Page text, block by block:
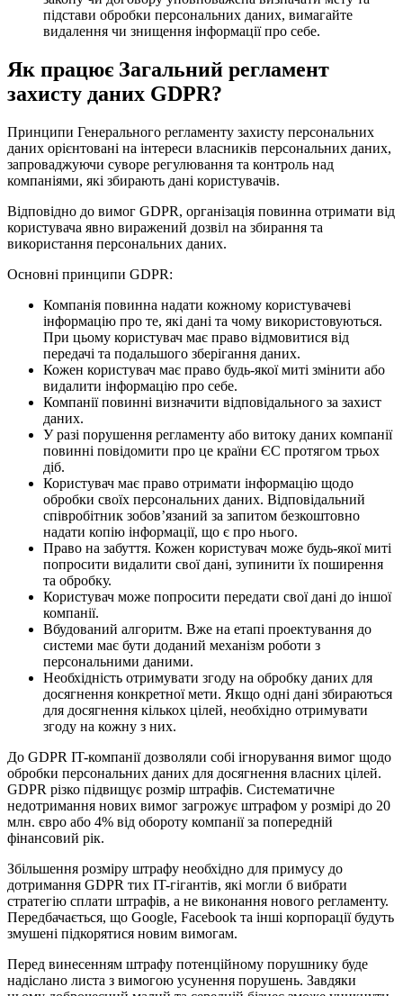
підстави обробки персональних даних, вимагайте
видалення чи знищення інформації про себе.
Як працює Загальний регламент
захисту даних GDPR?
Принципи Генерального регламенту захисту персональних
даних орієнтовані на інтереси власників персональних даних,
запроваджуючи суворе регулювання та контроль над
компаніями, які збирають дані користувачів.
Відповідно до вимог GDPR, організація повинна отримати від
користувача явно виражений дозвіл на збирання та
використання персональних даних.
Основні принципи GDPR:
Компанія повинна надати кожному користувачеві
інформацію про те, які дані та чому використовуються.
При цьому користувач має право відмовитися від
передачі та подальшого зберігання даних.
Кожен користувач має право будь-якої миті змінити або
видалити інформацію про себе.
Компанії повинні визначити відповідального за захист
даних.
У разі порушення регламенту або витоку даних компанії
повинні повідомити про це країни ЄС протягом трьох
діб.
Користувач має право отримати інформацію щодо
обробки своїх персональних даних. Відповідальний
співробітник зобов’язаний за запитом безкоштовно
надати копію інформації, що є про нього.
Право на забуття. Кожен користувач може будь-якої миті
попросити видалити свої дані, зупинити їх поширення
та обробку.
Користувач може попросити передати свої дані до іншої
компанії.
Вбудований алгоритм. Вже на етапі проектування до
системи має бути доданий механізм роботи з
персональними даними.
Необхідність отримувати згоду на обробку даних для
досягнення конкретної мети. Якщо одні дані збираються
для досягнення кількох цілей, необхідно отримувати
згоду на кожну з них.
До GDPR IT-компанії дозволяли собі ігнорування вимог щодо
обробки персональних даних для досягнення власних цілей.
GDPR різко підвищує розмір штрафів. Систематичне
недотримання нових вимог загрожує штрафом у розмірі до 20
млн. євро або 4% від обороту компанії за попередній
фінансовий рік.
Збільшення розміру штрафу необхідно для примусу до
дотримання GDPR тих IT-гігантів, які могли б вибрати
стратегію сплати штрафів, а не виконання нового регламенту.
Передбачається, що Google, Facebook та інші корпорації будуть
змушені підкорятися новим вимогам.
Перед винесенням штрафу потенційному порушнику буде
надіслано листа з вимогою усунення порушень. Завдяки